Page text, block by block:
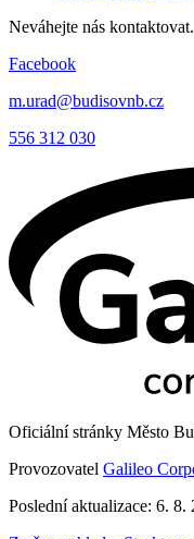
Neváhejte nás kontaktovat.
Facebook
m.urad@budisovnb.cz
556 312 030
Oficiální stránky Město
Provozovatel Galileo
Poslední aktualizace: 6. 8.